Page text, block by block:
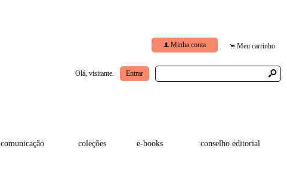
f Minha conta . Meu carrinho
Olá, visitante. Entrar s
comunicação coleções e-books conselho editorial